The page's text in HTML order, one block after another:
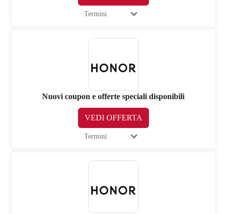
Termini
Nuovi coupon e offerte speciali disponibili
VEDI OFFERTA
Termini